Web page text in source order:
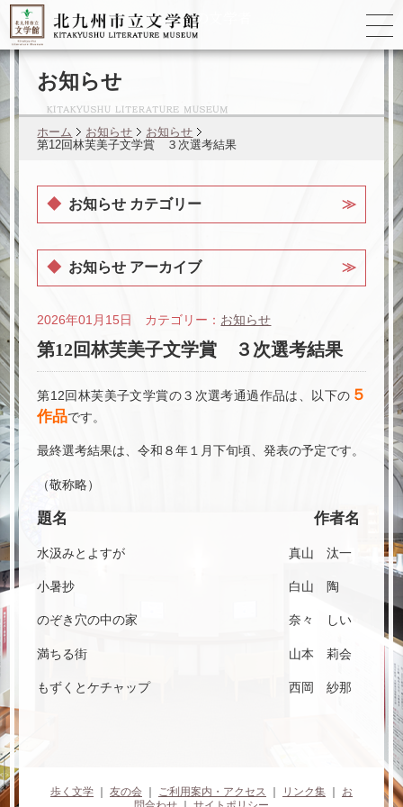
ゆかりの
お知らせ
ホーム お知らせ
お知らせ
第12回林芙美子文学賞 ３次選考結果
2026年01月15日 カテゴリー： お知らせ
第12回林芙美子文学賞 ３次選考結果
第12回林芙美子文学賞の３次選考通過作品は、以下の ５
作品です。
最終選考結果は、令和８年１月下旬頃、発表の予定です。
（敬称略）
題名 作者名
水汲みとよすが 真山 汰一
小暑抄 白山 陶
のぞき穴の中の家 奈々 しい
満ちる街 山本 莉会
もずくとケチャップ 西岡 紗那
お知らせ カテゴリー
お知らせ アーカイブ
歩く文学 友の会 ご利用案内・アクセス リンク集
お